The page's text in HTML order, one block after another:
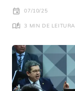
07/10/25
3 MIN DE LEITURA